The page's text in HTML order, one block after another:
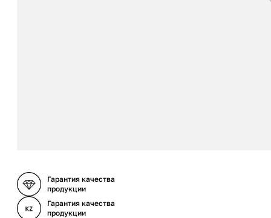
Гарантия качества
продукции
Гарантия качества
продукции